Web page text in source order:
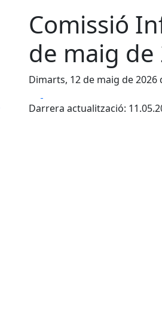
Comissió
de maig de
Dimarts, 12 de maig de 2026
Darrera actualització: